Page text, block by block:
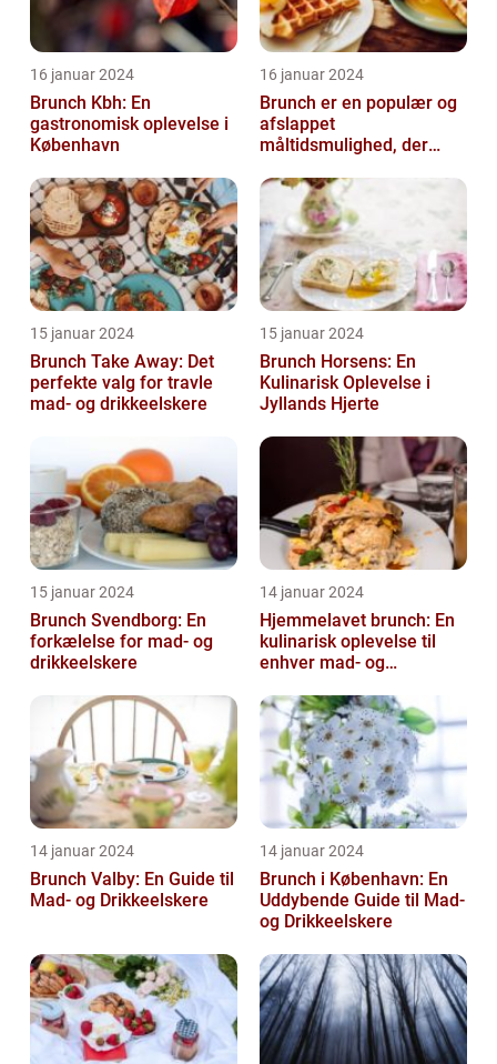
16 januar 2024
Brunch Kbh: En
gastronomisk oplevelse i
København
16 januar 2024
Brunch er en populær og
afslappet
måltidsmulighed, der
fra både morgenmad og
15 januar 2024
Brunch Take Away: Det
perfekte valg for travle
mad- og drikkeelskere
15 januar 2024
Brunch Horsens: En
Kulinarisk Oplevelse i
Jyllands Hjerte
15 januar 2024
Brunch Svendborg: En
forkælelse for mad- og
drikkeelskere
14 januar 2024
Hjemmelavet brunch: En
kulinarisk oplevelse til
enhver mad- og
14 januar 2024
Brunch Valby: En Guide til
Mad- og Drikkeelskere
14 januar 2024
Brunch i København: En
Uddybende Guide til Mad-
og Drikkeelskere